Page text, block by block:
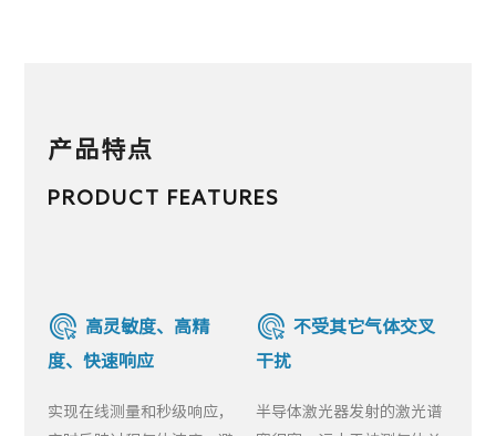
产品特点
PRODUCT FEATURES
高灵敏度、高精
度、快速响应
实现在线测量和秒级响应，
不受其它气体交叉
干扰
半导体激光器发射的激光谱